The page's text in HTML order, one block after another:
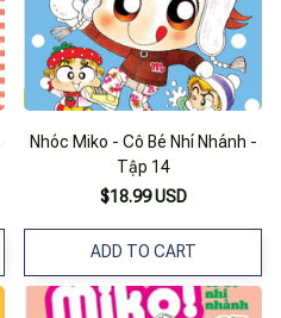
Nhóc Miko - Cô Bé Nhí Nhánh -
Tập 14
$18.99 USD
ADD TO CART